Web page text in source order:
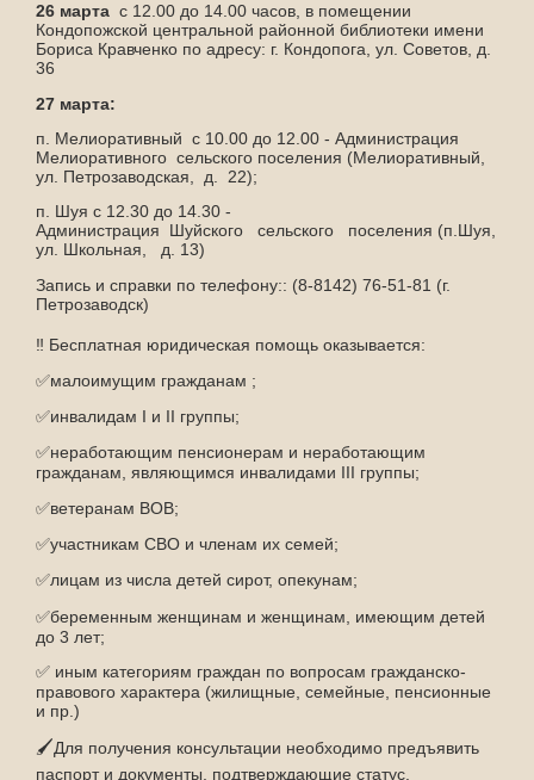
26 марта с 12.00 до 14.00 часов, в помещении
Кондопожской центральной районной библиотеки имени
Бориса Кравченко по адресу: г. Кондопога, ул. Советов, д.
36
27 марта:
п. Мелиоративный с 10.00 до 12.00 - Администрация
Мелиоративного сельского поселения (Мелиоративный,
ул. Петрозаводская, д. 22);
п. Шуя с 12.30 до 14.30 -
Администрация Шуйского сельского поселения (п.Шуя,
ул. Школьная, д. 13)
Запись и справки по телефону:: (8-8142) 76-51-81 (г.
Петрозаводск)
‼ Бесплатная юридическая помощь оказывается:
✅малоимущим гражданам ;
✅инвалидам I и II группы;
✅неработающим пенсионерам и неработающим
гражданам, являющимся инвалидами III группы;
✅ветеранам ВОВ;
✅участникам СВО и членам их семей;
✅лицам из числа детей сирот, опекунам;
✅беременным женщинам и женщинам, имеющим детей
до 3 лет;
✅ иным категориям граждан по вопросам гражданско-
правового характера (жилищные, семейные, пенсионные
и пр.)
🖌Для получения консультации необходимо предъявить
паспорт и документы, подтверждающие статус.